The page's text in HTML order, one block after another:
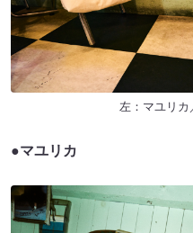
左：マユリ
●マユリカ